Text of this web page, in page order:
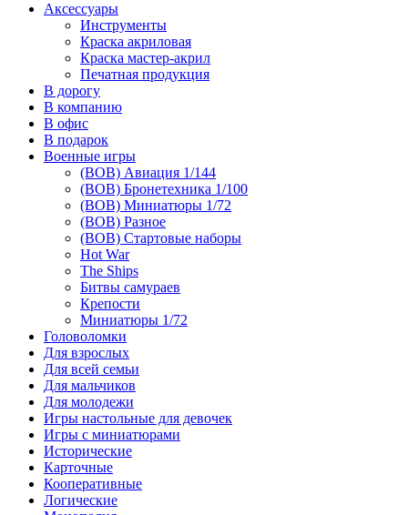
Аксессуары
Инструменты
Краска акриловая
Краска мастер-акрил
Печатная продукция
В дорогу
В компанию
В офис
В подарок
Военные игры
(ВОВ) Авиация 1/144
(ВОВ) Бронетехника 1/100
(ВОВ) Миниатюры 1/72
(ВОВ) Разное
(ВОВ) Стартовые наборы
Hot War
The Ships
Битвы самураев
Крепости
Миниатюры 1/72
Головоломки
Для взрослых
Для всей семьи
Для мальчиков
Для молодежи
Игры настольные для девочек
Игры с миниатюрами
Исторические
Карточные
Кооперативные
Логические